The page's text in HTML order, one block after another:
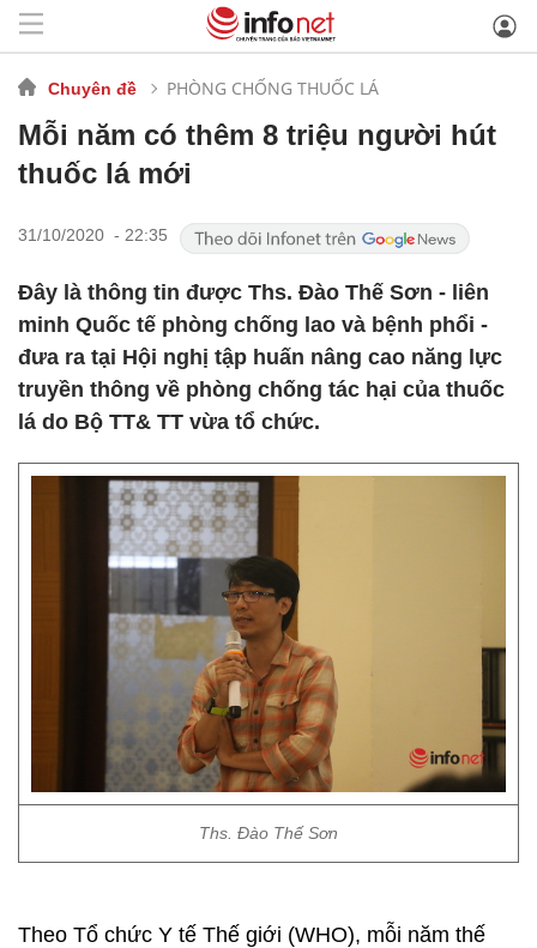
Chuyên đề PHÒNG CHỐNG THUỐC LÁ
Mỗi năm có thêm 8 triệu người hút
thuốc lá mới
31/10/2020 - 22:35
Đây là thông tin được Ths. Đào Thế Sơn - liên
minh Quốc tế phòng chống lao và bệnh phổi -
đưa ra tại Hội nghị tập huấn nâng cao năng lực
truyền thông về phòng chống tác hại của thuốc
lá do Bộ TT& TT vừa tổ chức.
Ths. Đào Thế Sơn
Theo Tổ chức Y tế Thế giới (WHO), mỗi năm thế